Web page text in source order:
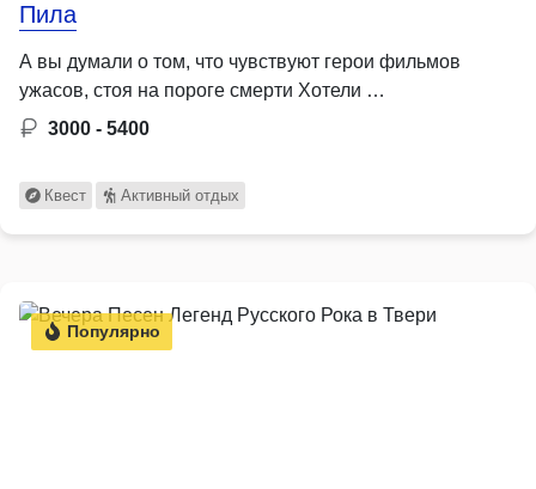
Пила
А вы думали о том, что чувствуют герои фильмов
ужасов, стоя на пороге смерти Хотели …
3000 - 5400
Квест Активный отдых
Популярно